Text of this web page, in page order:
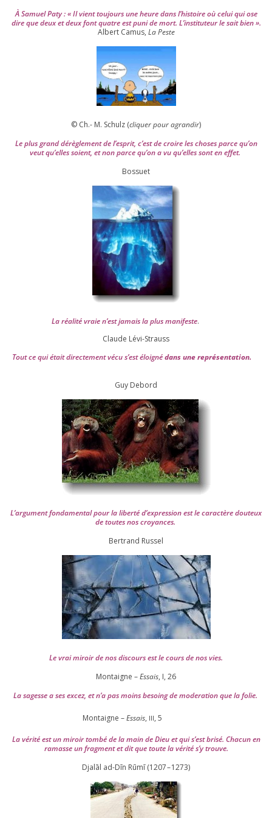
À Samuel Paty : « Il vient tou­jours une heure dans l’his­toire où celui qui ose
dire que deux et deux font quatre est puni de mort. L’instituteur le sait bien ».
Albert Camus, La Peste
© Ch.- M. Schulz (cli­quer pour agran­dir)
Le plus grand dérè­gle­ment de l’es­prit, c’est de croire les choses parce qu’on
veut qu’elles soient, et non parce qu’on a vu qu’elles sont en effet.
Bossuet
La réa­lité vraie n’est jamais la plus mani­feste.
Claude Lévi-Strauss
Tout ce qui était direc­te­ment vécu s’est éloi­gnédans une repré­sen­ta­tion.
Guy Debord
L’argument fon­da­men­tal pour la liber­té d’expression est le carac­tère dou­teux
de toutes nos croyances.
Ber­trand Russel
Le vrai miroir de nos dis­cours est le cours de nos vies.
Montaigne –Essais, I, 26
La sagesse a ses excez, et n’a pas moins besoing de mode­ra­tion que la folie.
Montaigne –Essais, III, 5
La véri­té est un miroir tom­bé de la main de Dieu et qui s’est bri­sé. Chacun en
ramasse un frag­ment et dit que toute la véri­té s’y trouve.
Djalāl ad-Dīn Rūmī (1207–1273)